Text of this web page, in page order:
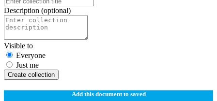
Description (optional)
Visible to
Everyone
Just me
Create collection
Add this document to saved